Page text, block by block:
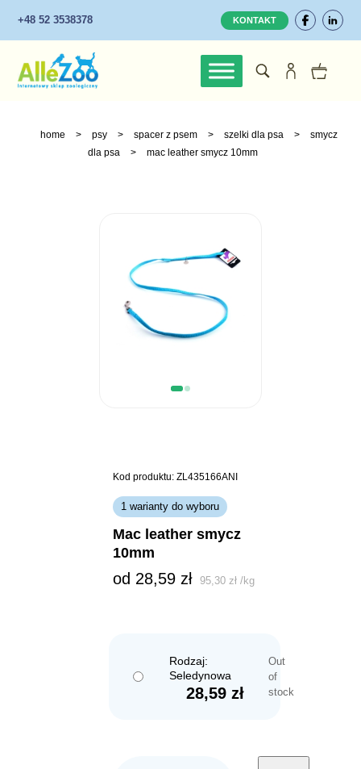
+48 52 3538378 KONTAKT
home > psy > spacer z psem > szelki dla psa >
smycz
dla psa
> mac leather smycz 10mm
Kod produktu: ZL435166ANI
1 warianty do wyboru
mac leather smycz
10mm
od 28,59 zł 95,30zł /kg
Rodzaj:
Seledynowa
28,59zł
Out
of
stock